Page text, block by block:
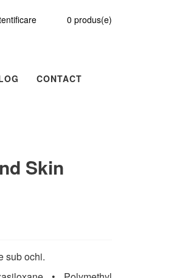
0 produs(e)
CONTACT
Skin
sub ochi.